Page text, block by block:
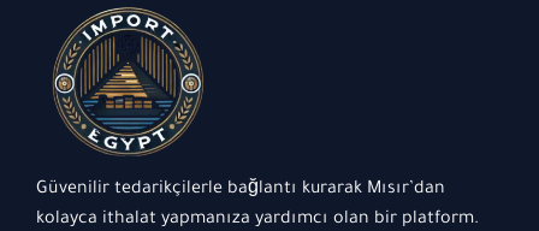
Güvenilir tedarikçilerle bağlantı kurarak Mısır’dan
kolayca ithalat yapmanıza yardımcı olan bir platform.